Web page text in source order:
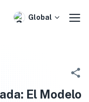
Global
El Modelo